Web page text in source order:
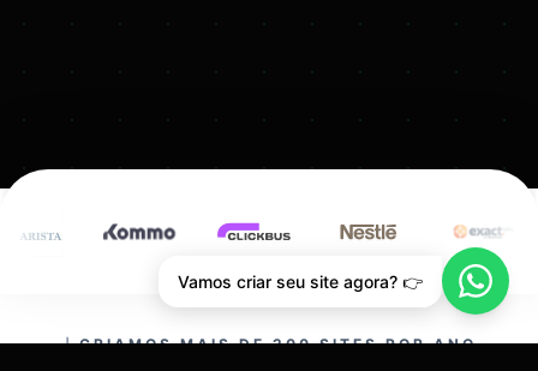
CRIAMOS MAIS DE 200 SITES POR ANO.
Vamos criar seu site agora? 👉